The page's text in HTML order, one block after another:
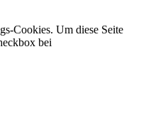
Cookies. Um diese Seite
bei